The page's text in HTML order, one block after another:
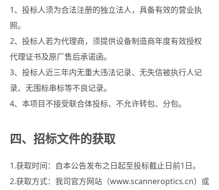
1、投标人须为合法注册的独立法人，具备有效的营业执
照。
2、投标人若为代理商，须提供设备制造商年度有效授权
代理证书及原厂售后承诺函。
3、投标人近三年内无重大违法记录、无失信被执行人记
录、无围标串标等不良记录。
4、本项目不接受联合体投标、不允许转包、分包。
四、招标文件的获取
1.获取时间：自本公告发布之日起至投标截止日前1日。
2.获取方式：我司官方网站（www.scanneroptics.cn）或